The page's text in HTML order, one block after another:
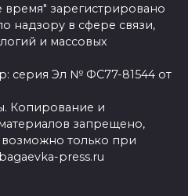
зарегистрировано
надзору в сфере связи,
и массовых
серия Эл № ФС77-81544 от
Копирование и
запрещено,
возможно только при
press.ru